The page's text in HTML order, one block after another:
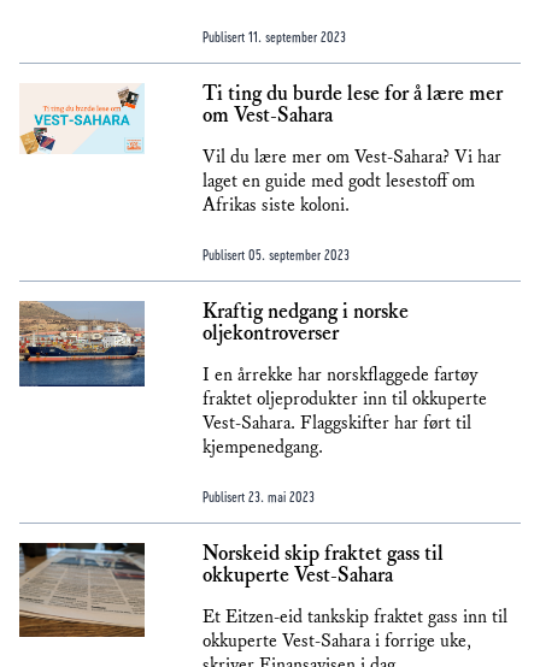
Publisert 11. september 2023
Ti ting du burde lese for å lære mer
om Vest-Sahara
Vil du lære mer om Vest-Sahara? Vi har
laget en guide med godt lesestoff om
Afrikas siste koloni.
Publisert 05. september 2023
Kraftig nedgang i norske
oljekontroverser
I en årrekke har norskflaggede fartøy
fraktet oljeprodukter inn til okkuperte
Vest-Sahara. Flaggskifter har ført til
kjempenedgang.
Publisert 23. mai 2023
Norskeid skip fraktet gass til
okkuperte Vest-Sahara
Et Eitzen-eid tankskip fraktet gass inn til
okkuperte Vest-Sahara i forrige uke,